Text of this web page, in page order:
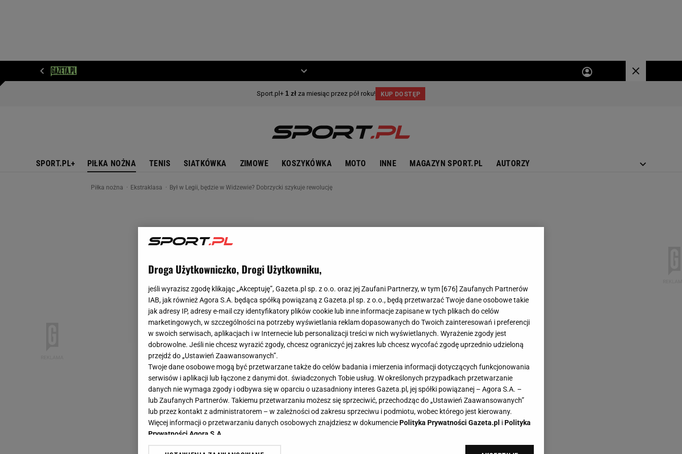
SPORT.PL+ PIŁKA NOŻNA TENIS SIATKÓWKA ZIMOWE KOSZYKÓWKA MOTO INNE MAGAZYN SPORT.PL AUTORZY
Piłka nożna Ekstraklasa Był w Legii, będzie w Widzewie? Dobrzycki szykuje rewolucję
Droga Użytkowniczko, Drogi Użytkowniku,
jeśli wyrazisz zgodę klikając „Akceptuję”, Gazeta.pl sp. z o.o. oraz jej Zaufani Partnerzy, w tym [676] Zaufanych Partnerów
IAB, jak również Agora S.A. będąca spółką powiązaną z Gazeta.pl sp. z o.o., będą przetwarzać Twoje dane osobowe takie
jak adresy IP, adresy e-mail czy identyfikatory plików cookie lub inne informacje zapisane w tych plikach do celów
marketingowych, w szczególności na potrzeby wyświetlania reklam dopasowanych do Twoich zainteresowań i preferencji
w swoich serwisach, aplikacjach i w Internecie lub personalizacji treści w nich wyświetlanych. Wyrażenie zgody jest
dobrowolne. Jeśli nie chcesz wyrazić zgody, chcesz ograniczyć jej zakres lub chcesz wycofać zgodę uprzednio udzieloną
przejdź do „Ustawień Zaawansowanych”.
Twoje dane osobowe mogą być przetwarzane także do celów badania i mierzenia informacji dotyczących funkcjonowania
serwisów i aplikacji lub łączone z danymi dot. świadczonych Tobie usług. W określonych przypadkach przetwarzanie
danych nie wymaga zgody i odbywa się w oparciu o uzasadniony interes Gazeta.pl, jej spółki powiązanej – Agora S.A. –
lub Zaufanych Partnerów. Takiemu przetwarzaniu możesz się sprzeciwić, przechodząc do „Ustawień Zaawansowanych”
lub przez kontakt z administratorem – w zależności od zakresu sprzeciwu i podmiotu, wobec którego jest kierowany.
Więcej informacji o przetwarzaniu danych osobowych znajdziesz w dokumenciePolityka Prywatności Gazeta.pl iPolityka
Prywatności Agora S.A.